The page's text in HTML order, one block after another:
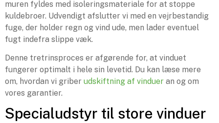
muren fyldes med isoleringsmateriale for at stoppe
kuldebroer. Udvendigt afslutter vi med en vejrbestandig
fuge, der holder regn og vind ude, men lader eventuel
fugt indefra slippe væk.
Denne tretrinsproces er afgørende for, at vinduet
fungerer optimalt i hele sin levetid. Du kan læse mere
om, hvordan vi griber udskiftning af vinduer an og om
vores garantier.
Specialudstyr til store vinduer